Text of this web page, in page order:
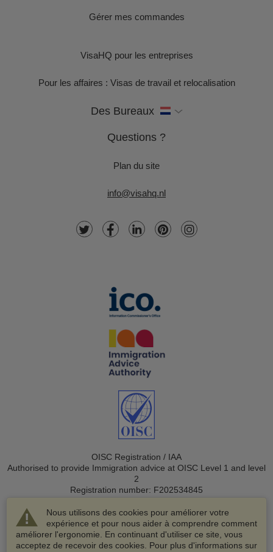
Nous utilisons des cookies pour améliorer votre
expérience et pour nous aider à comprendre comment
améliorer l'ergonomie. En continuant d'utiliser ce site, vous
acceptez de recevoir des cookies. Pour plus d'informations sur
Gérer mes commandes
VisaHQ pour les entreprises
Pour les affaires : Visas de travail et relocalisation
Des Bureaux
Questions ?
Plan du site
info@visahq.nl
OISC Registration / IAA
Authorised to provide Immigration advice at OISC Level 1 and level
2
Registration number: F202534845